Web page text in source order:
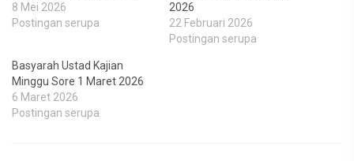
8 Mei 2026
Postingan serupa
2026
22 Februari 2026
Postingan serupa
Basyarah Ustad Kajian
Minggu Sore 1 Maret 2026
6 Maret 2026
Postingan serupa